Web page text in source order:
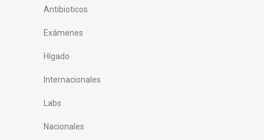
Antibioticos
Exámenes
Hígado
Internacionales
Labs
Nacionales